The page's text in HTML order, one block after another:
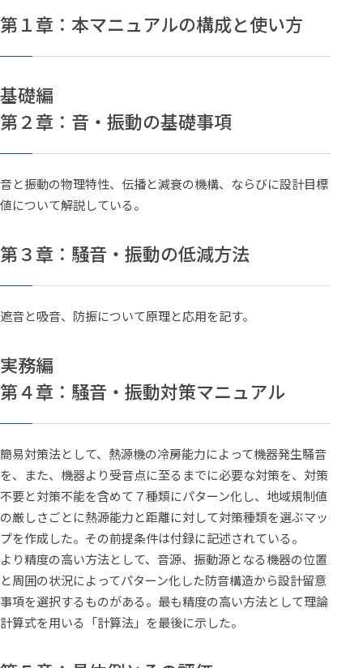
第１章：本マニュアルの構成と使い方
基礎編
第２章：音・振動の基礎事項
音と振動の物理特性、伝播と減衰の機構、ならびに設計目標
値について解説している。
第３章：騒音・振動の低減方法
遮音と吸音、防振について原理と応用を記す。
実務編
第４章：騒音・振動対策マニュアル
簡易対策法として、熱源機の冷房能力によって機器発生騒音
を、また、機器より受音点に至るまでに必要な対策を、対策
不要と対策不能を含めて７種類にパターン化し、地域規制値
の厳しさごとに熱源能力と距離に対して対策種類を選ぶマッ
プを作成した。その前提条件は付録に記述されている。
より精度の高い方法として、音源、振動源となる機器の位置
と周囲の状況によってパターン化した防音構造から設計留意
事項を選択するものがある。最も精度の高い方法として理論
計算式を用いる「計算法」を最後に示した。